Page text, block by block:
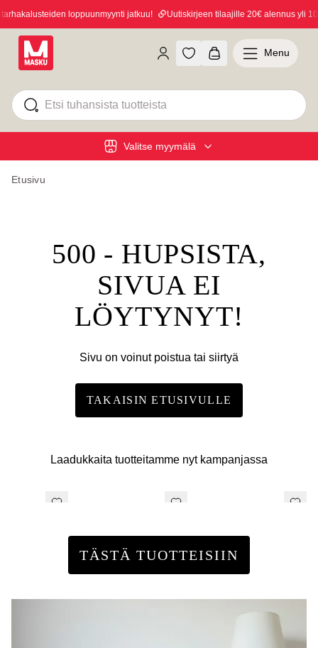
loppuunmyynti jatkuu! Uutiskirjeen tilaajille 20€ alennus yli
Valitse myymälä
Menu
Etusivu
500 - HUPSISTA,
SIVUA EI
LÖYTYNYT!
Sivu on voinut poistua tai siirtyä
TAKAISIN ETUSIVULLE
Laadukkaita tuotteitamme nyt kampanjassa
TÄSTÄ TUOTTEISIIN